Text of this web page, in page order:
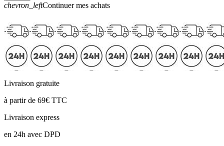
chevron_leftContinuer mes achats
Livraison gratuite
à partir de 69€ TTC
Livraison express